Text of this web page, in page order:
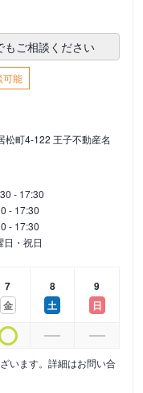
もご相談ください
可能
松町4-122 王子不動産名
- 17:30
- 17:30
- 17:30
日・祝日
7
金
8
土
9
日
います。詳細はお問い合